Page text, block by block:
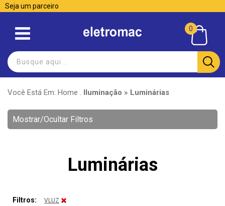
Seja um parceiro
0
Você Está Em: Home . Iluminação » Luminárias
Mostrar/Ocultar Filtros
Luminárias
Filtros: VLUZ